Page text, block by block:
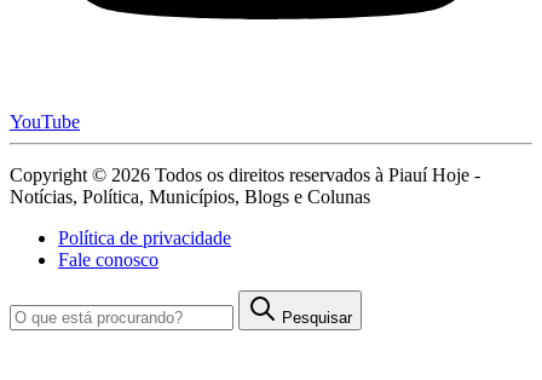
YouTube
Copyright © 2026 Todos os direitos reservados à Piauí Hoje -
Notícias, Política, Municípios, Blogs e Colunas
Política de privacidade
Fale conosco
Pesquisar